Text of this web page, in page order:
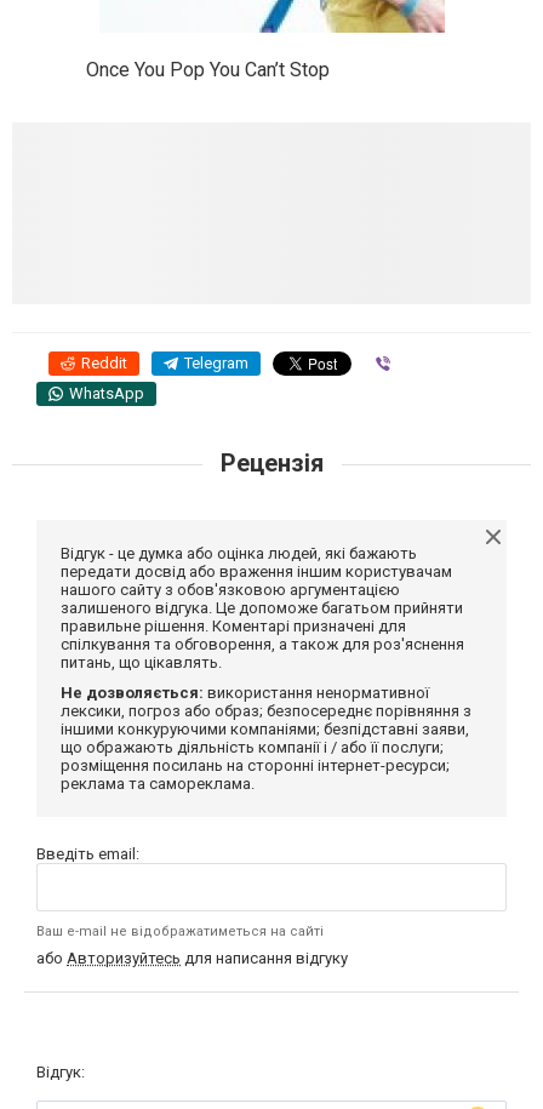
Once You Pop You Can’t Stop
Reddit Telegram
WhatsApp
Рецензія
Відгук - це думка або оцінка людей, які бажають
передати досвід або враження іншим користувачам
нашого сайту з обов'язковою аргументацією
залишеного відгука. Це допоможе багатьом прийняти
правильне рішення. Коментарі призначені для
спілкування та обговорення, а також для роз'яснення
питань, що цікавлять.
Не дозволяється: використання ненормативної
лексики, погроз або образ; безпосереднє порівняння з
іншими конкуруючими компаніями; безпідставні заяви,
що ображають діяльність компанії і / або її послуги;
розміщення посилань на сторонні інтернет-ресурси;
реклама та самореклама.
Введіть email:
Ваш e-mail не відображатиметься на сайті
або Авторизуйтесь для написання відгуку
Відгук: